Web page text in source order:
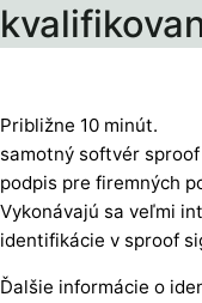
Približne 10 minút.
samotný softvér
podpis pre firemných
Vykonávajú sa veľmi
identifikácie v sproof
Ďalšie informácie o